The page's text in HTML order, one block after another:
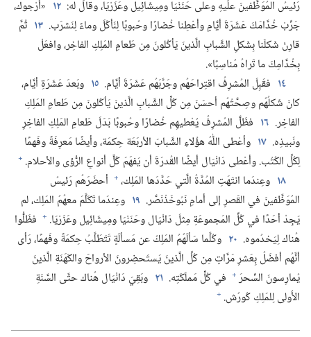
رَئيسُ المُوَظَّفينَ علَيهِ وعلى حَنَنْيَا ومِيشَائِيل وعَزَرْيَا،‏ وقالَ له:‏ ١٢ «أرْجوك،‏
جَرِّبْ خُدَّامَكَ عَشَرَةَ أيَّامٍ وأعْطِنا خُضارًا وحُبوبًا لِنَأكُلَ وماءً لِنَشرَب.‏ ١٣ ثُمَّ
قارِنْ شَكلَنا بِشَكلِ الشَّبابِ الَّذينَ يَأكُلونَ مِن طَعامِ المَلِكِ الفاخِر،‏ وافعَلْ
بِخُدَّامِكَ ما تَراهُ مُناسِبًا».‏
١٤ فقَبِلَ المُشرِفُ اقتِراحَهُم وجَرَّبَهُم عَشَرَةَ أيَّام.‏ ١٥ وبَعدَ عَشَرَةِ أيَّام،‏
كانَ شَكلُهُم وصِحَّتُهُم أحسَنَ مِن كُلِّ الشَّبابِ الَّذينَ يَأكُلونَ مِن طَعامِ المَلِكِ
الفاخِر.‏ ١٦ فظَلَّ المُشرِفُ يُعْطيهِم خُضارًا وحُبوبًا بَدَلَ طَعامِ المَلِكِ الفاخِرِ
ونَبيذِه.‏ ١٧ وأعْطى اللّٰهُ هؤُلاءِ الشَّبابَ الأربَعَة حِكمَة،‏ وأيضًا مَعرِفَةً وفَهمًا
لِكُلِّ الكُتُب.‏ وأعْطى دَانْيَال أيضًا القُدرَةَ أن يَفهَمَ كُلَّ أنواعِ الرُّؤى والأحلام.‏ +
١٨ وعِندَما انتَهَتِ المُدَّةُ الَّتي حَدَّدَها المَلِك،‏ + أحضَرَهُم رَئيسُ
المُوَظَّفينَ في القَصرِ إلى أمامِ نَبُوخَذْنَصَّر.‏ ١٩ وعِندَما تَكَلَّمَ معهُمُ المَلِك،‏ لم
يَجِدْ أحَدًا في كُلِّ المَجموعَةِ مِثلَ دَانْيَال وحَنَنْيَا ومِيشَائِيل وعَزَرْيَا.‏ + فظَلُّوا
هُناك لِيَخدُموه.‏ ٢٠ وكُلَّما سَألَهُمُ المَلِكُ عن مَسألَةٍ تَتَطَلَّبُ حِكمَةً وفَهمًا،‏ رَأى
أنَّهُم أفضَلُ بِعَشرِ مَرَّاتٍ مِن كُلِّ الَّذينَ يَستَحضِرونَ الأرواحَ والكَهَنَةِ الَّذينَ
يُمارِسونَ السِّحرَ + في كُلِّ مَملَكَتِه.‏ ٢١ وبَقِيَ دَانْيَال هُناك حتَّى السَّنَةِ
الأُولى لِلمَلِكِ كُورُش.‏ +